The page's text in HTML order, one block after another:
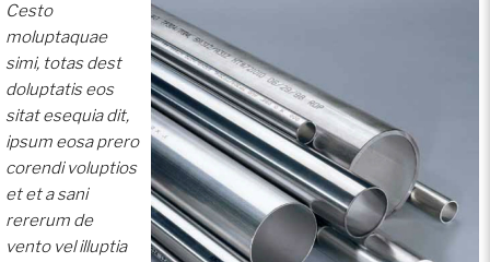
Cesto
moluptaquae
simi, totas dest
doluptatis eos
sitat esequia dit,
ipsum eosa prero
corendi voluptios
et et a sani
rererum de
vento vel illuptia